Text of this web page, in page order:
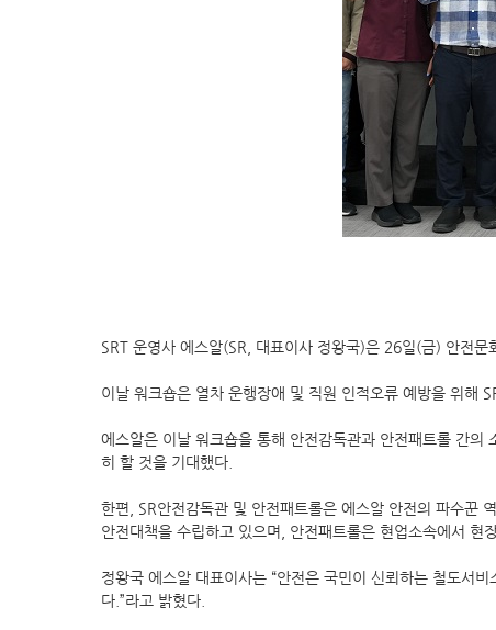
SRT 운영사 에스알(SR, 대표이사 정왕국)은 26일(금) 안전문
이날 워크숍은 열차 운행장애 및 직원 인적오류 예방을 위해
에스알은 이날 워크숍을 통해 안전감독관과 안전패트롤 간
히 할 것을 기대했다.
한편, SR안전감독관 및 안전패트롤은 에스알 안전의 파수꾼
안전대책을 수립하고 있으며, 안전패트롤은 현업소속에서 현
정왕국 에스알 대표이사는 “안전은 국민이 신뢰하는 철도서
다.”라고 밝혔다.